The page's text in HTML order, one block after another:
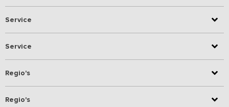
Service
Service
Regio's
Regio's